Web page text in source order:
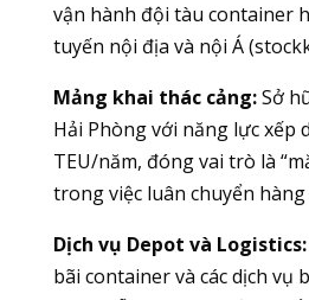
vận hành đội tàu container
tuyến nội địa và nội Á
Mảng khai thác cảng:Sở
Hải Phòng với năng lực xếp
TEU/năm, đóng vai trò là
trong việc luân chuyển hàng
Dịch vụ Depot và Logistics:
bãi container và các dịch vụ